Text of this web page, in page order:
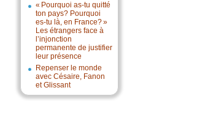
« Pourquoi as-tu quitté
ton pays? Pourquoi
es-tu là, en France? »
Les étrangers face à
l’injonction
permanente de justifier
leur présence
Repenser le monde
avec Césaire, Fanon
et Glissant